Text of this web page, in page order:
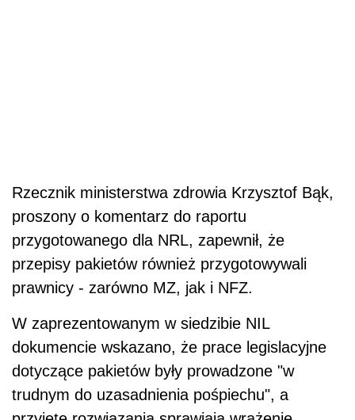
Rzecznik ministerstwa zdrowia Krzysztof Bąk,
proszony o komentarz do raportu
przygotowanego dla NRL, zapewnił, że
przepisy pakietów również przygotowywali
prawnicy - zarówno MZ, jak i NFZ.
W zaprezentowanym w siedzibie NIL
dokumencie wskazano, że prace legislacyjne
dotyczące pakietów były prowadzone "w
trudnym do uzasadnienia pośpiechu", a